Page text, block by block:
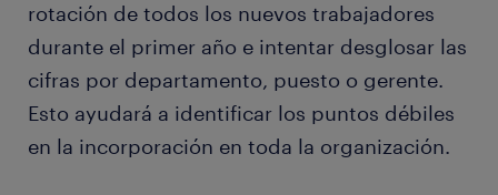
rotación de todos los nuevos trabajadores
durante el primer año e intentar desglosar las
cifras por departamento, puesto o gerente.
Esto ayudará a identificar los puntos débiles
en la incorporación en toda la organización.